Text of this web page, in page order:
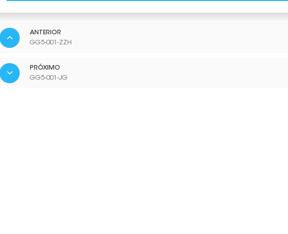
ANTERIOR
GG5-001-ZZH
PRÓXIMO
GG5-001-JG